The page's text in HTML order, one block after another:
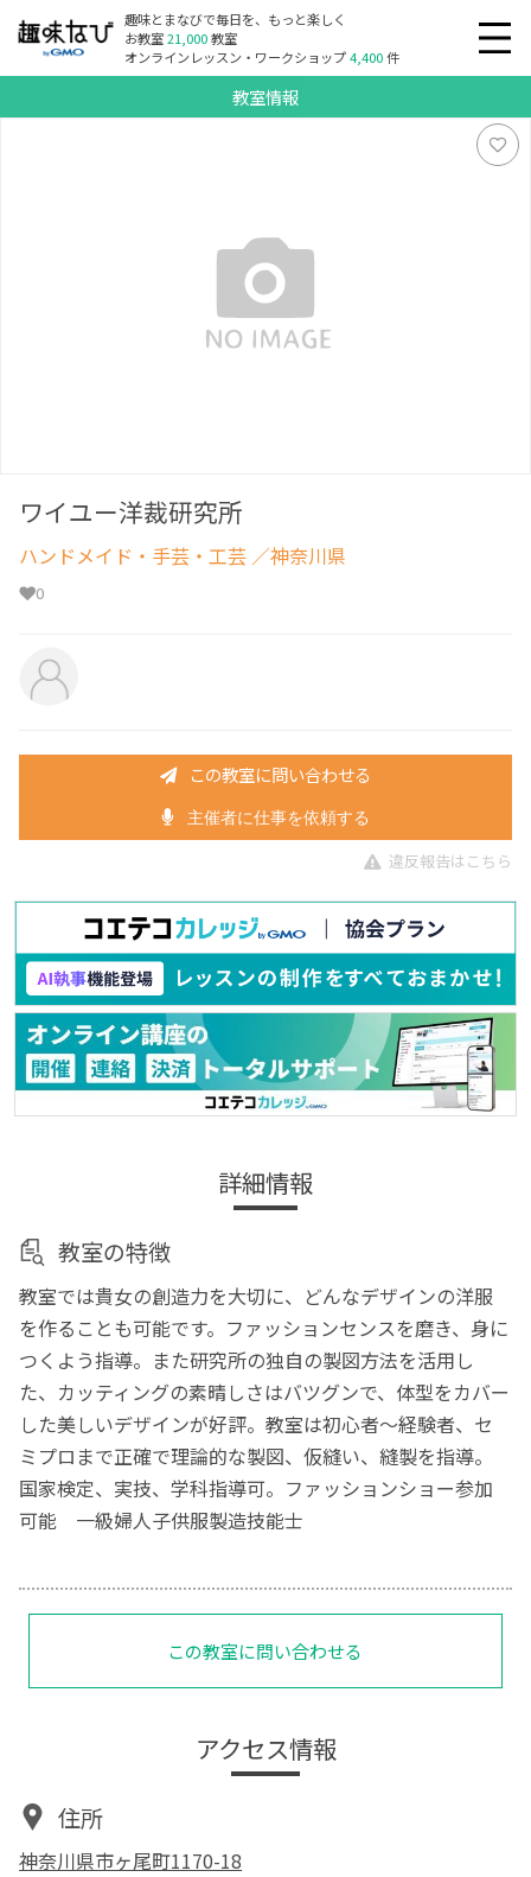
趣味とまなびで毎日を、もっと楽しく
お教室21,000教室
オンラインレッスン・ワークショップ4,400件
教室情報
ワイユー洋裁研究所
ハンドメイド・手芸・工芸 ／神奈川県
0
この教室に問い合わせる
主催者に仕事を依頼する
違反報告はこちら
詳細情報
教室の特徴
教室では貴女の創造力を大切に、どんなデザインの洋服
を作ることも可能です。ファッションセンスを磨き、身に
つくよう指導。また研究所の独自の製図方法を活用し
た、カッティングの素晴しさはバツグンで、体型をカバー
した美しいデザインが好評。教室は初心者～経験者、セ
ミプロまで正確で理論的な製図、仮縫い、縫製を指導。
国家検定、実技、学科指導可。ファッションショー参加
可能 一級婦人子供服製造技能士
この教室に問い合わせる
アクセス情報
住所
神奈川県市ヶ尾町1170-18